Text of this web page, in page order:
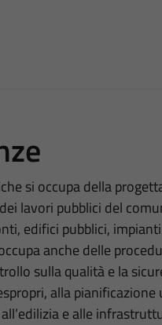
si occupa della
lavori pubblici del
edifici pubblici,
anche delle
sulla qualità e la
alla
e alle